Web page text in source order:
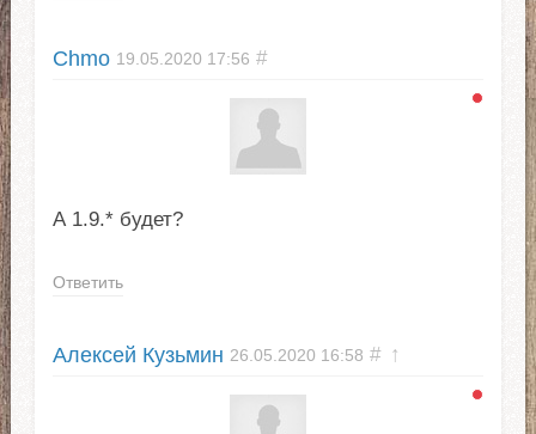
Chmo 19.05.2020 17:56 #
А 1.9.* будет?
Ответить
Алексей Кузьмин 26.05.2020 16:58 # ↑